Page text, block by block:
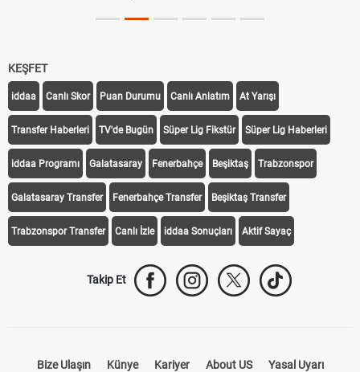
KEŞFET
iddaa Canlı Skor Puan Durumu Canlı Anlatım At Yarışı
Transfer Haberleri TV'de Bugün Süper Lig Fikstür Süper Lig Haberleri
iddaa Programı Galatasaray Fenerbahçe Beşiktaş Trabzonspor
Galatasaray Transfer Fenerbahçe Transfer Beşiktaş Transfer
Trabzonspor Transfer Canlı İzle iddaa Sonuçları Aktif Sayaç
Takip Et
Bize Ulaşın Künye Kariyer About US Yasal Uyarı